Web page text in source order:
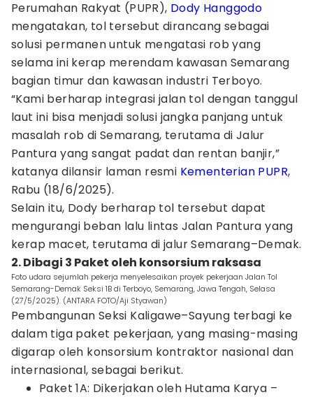
Perumahan Rakyat (PUPR), Dody Hanggodo
mengatakan, tol tersebut dirancang sebagai
solusi permanen untuk mengatasi rob yang
selama ini kerap merendam kawasan Semarang
bagian timur dan kawasan industri Terboyo.
“Kami berharap integrasi jalan tol dengan tanggul
laut ini bisa menjadi solusi jangka panjang untuk
masalah rob di Semarang, terutama di Jalur
Pantura yang sangat padat dan rentan banjir,”
katanya dilansir laman resmi Kementerian PUPR,
Rabu (18/6/2025).
Selain itu, Dody berharap tol tersebut dapat
mengurangi beban lalu lintas Jalan Pantura yang
kerap macet, terutama di jalur Semarang–Demak.
2. Dibagi 3 Paket oleh konsorsium raksasa
Foto udara sejumlah pekerja menyelesaikan proyek pekerjaan Jalan Tol
Semarang-Demak Seksi 1B di Terboyo, Semarang, Jawa Tengah, Selasa
(27/5/2025). (ANTARA FOTO/Aji Styawan)
Pembangunan Seksi Kaligawe–Sayung terbagi ke
dalam tiga paket pekerjaan, yang masing-masing
digarap oleh konsorsium kontraktor nasional dan
internasional, sebagai berikut.
Paket 1A: Dikerjakan oleh Hutama Karya –